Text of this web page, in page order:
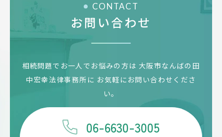
CONTACT
お問い合わせ
相続問題でお一人でお悩みの方は 大阪市なんばの田
中宏幸法律事務所に お気軽にお問い合わせくださ
い。
06-6630-3005